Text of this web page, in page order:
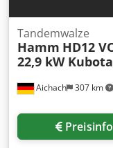
Aichach 307 km
Tandemwalze
Hamm HD12
22,9 kW Kubota
Preisinfo